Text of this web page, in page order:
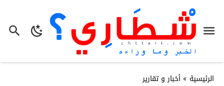
الرئيسية » أخبار و تقارير